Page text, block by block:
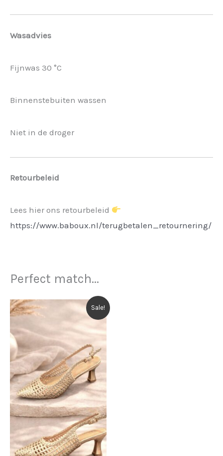
Wasadvies
Fijnwas 30 °C
Binnenstebuiten wassen
Niet in de droger
Retourbeleid
Lees hier ons retourbeleid
https://www.baboux.nl/terugbetalen_retournering/
Perfect match...
Sale!